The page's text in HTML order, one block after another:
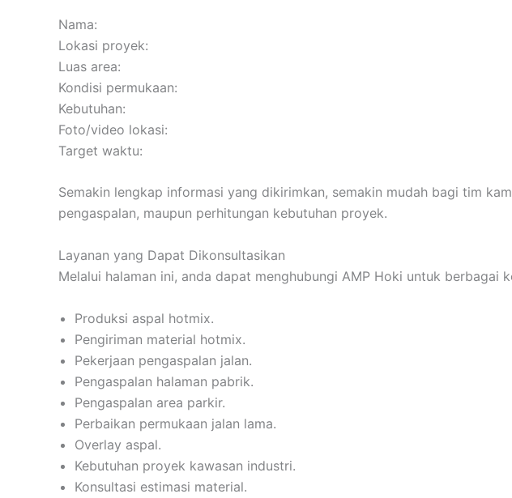
Nama:
Lokasi proyek:
Luas area:
Kondisi permukaan:
Kebutuhan:
Foto/video lokasi:
Target waktu:
Semakin lengkap informasi yang dikirimkan, semakin mudah bagi tim
pengaspalan, maupun perhitungan kebutuhan proyek.
Layanan yang Dapat Dikonsultasikan
Melalui halaman ini, anda dapat menghubungi AMP Hoki untuk berbagai
Produksi aspal hotmix.
Pengiriman material hotmix.
Pekerjaan pengaspalan jalan.
Pengaspalan halaman pabrik.
Pengaspalan area parkir.
Perbaikan permukaan jalan lama.
Overlay aspal.
Kebutuhan proyek kawasan industri.
Konsultasi estimasi material.